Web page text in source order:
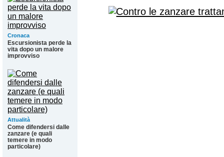
Cronaca
Escursionista perde la
vita dopo un malore
improvviso
Attualità
Come difendersi dalle
zanzare (e quali
temere in modo
particolare)